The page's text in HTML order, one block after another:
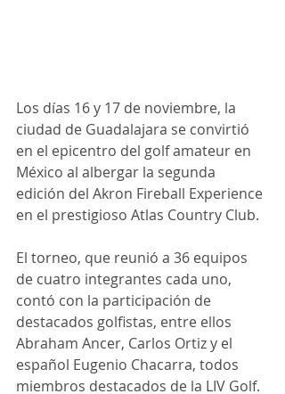
Los días 16 y 17 de noviembre, la
ciudad de Guadalajara se convirtió
en el epicentro del golf amateur en
México al albergar la segunda
edición del Akron Fireball Experience
en el prestigioso Atlas Country Club.
El torneo, que reunió a 36 equipos
de cuatro integrantes cada uno,
contó con la participación de
destacados golfistas, entre ellos
Abraham Ancer, Carlos Ortiz y el
español Eugenio Chacarra, todos
miembros destacados de la LIV Golf.